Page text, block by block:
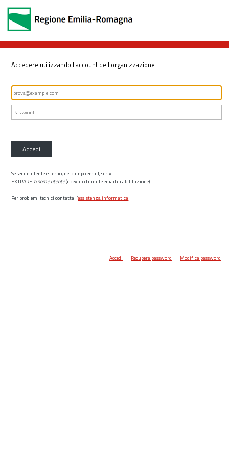
Accedere utilizzando l'account dell'organizzazione
Accedi
Se sei un utente esterno, nel campo email, scrivi
EXTRARER\nome utente(ricevuto tramite email di abilitazione)
Per problemi tecnici contatta l’assistenza informatica.
Accedi Recupera password Modifica password